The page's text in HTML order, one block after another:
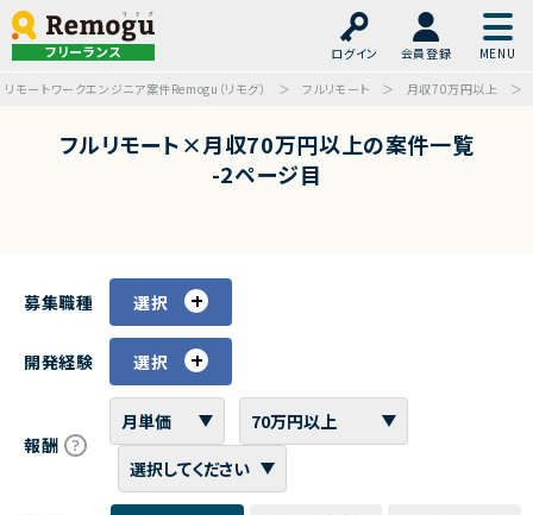
フリーランス ログイン
会員登録
リモートワークエンジニア案件Remogu（リモグ）
フルリモート 月収70万円以上
フルリモート×月収70万円以上の案件一覧
-2ページ目
募集職種 選択
開発経験 選択
報酬